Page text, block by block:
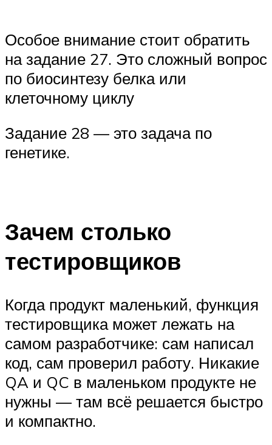
Особое внимание стоит обратить
на задание 27. Это сложный вопрос
по биосинтезу белка или
клеточному циклу
Задание 28 — это задача по
генетике.
Зачем столько
тестировщиков
Когда продукт маленький, функция
тестировщика может лежать на
самом разработчике: сам написал
код, сам проверил работу. Никакие
QA и QC в маленьком продукте не
нужны — там всё решается быстро
и компактно.